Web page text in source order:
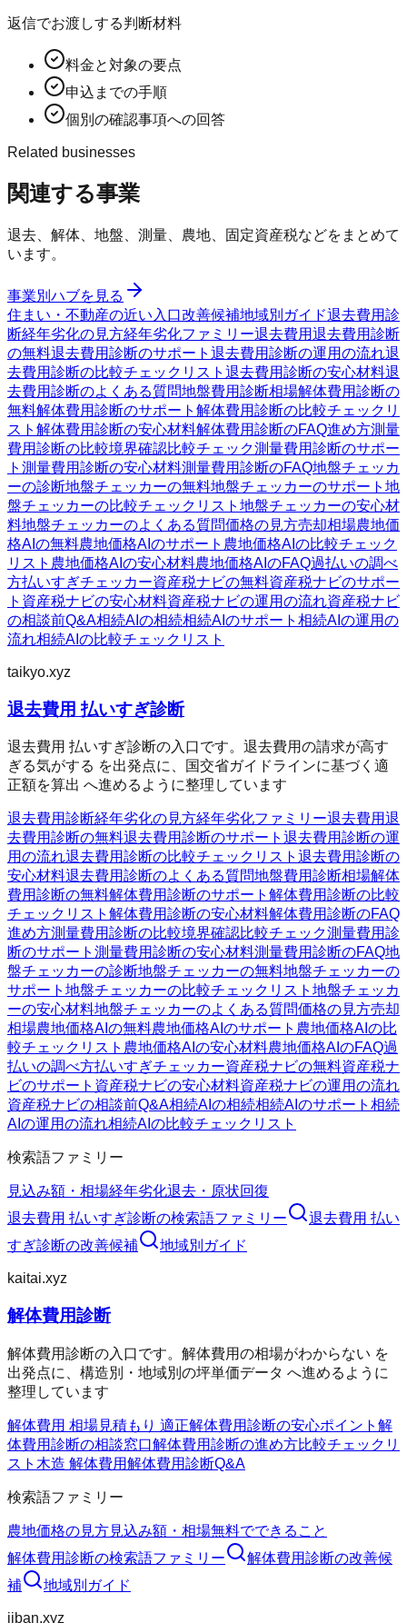
返信でお渡しする判断材料
料金と対象の要点
申込までの手順
個別の確認事項への回答
Related businesses
関連する事業
退去、解体、地盤、測量、農地、固定資産税などをまとめて
います。
事業別ハブを見る
住まい・不動産の近い入口改善候補地域別ガイド退去費用診
断経年劣化の見方経年劣化ファミリー退去費用退去費用診断
の無料退去費用診断のサポート 退去費用診断の運用の流れ退
去費用診断の比較チェックリスト 退去費用診断の安心材料退
去費用診断のよくある質問地盤費用診断相場解体費用診断の
無料解体費用診断のサポート 解体費用診断の比較チェックリ
スト 解体費用診断の安心材料解体費用診断のFAQ進め方測量
費用診断の比較境界確認比較チェック測量費用診断のサポー
ト 測量費用診断の安心材料測量費用診断のFAQ地盤チェッカ
ーの診断地盤チェッカーの無料地盤チェッカーのサポート 地
盤チェッカーの比較チェックリスト 地盤チェッカーの安心材
料地盤チェッカーのよくある質問価格の見方売却相場農地価
格AIの無料農地価格AIのサポート 農地価格AIの比較チェック
リスト 農地価格AIの安心材料農地価格AIのFAQ過払いの調べ
方払いすぎチェッカー資産税ナビの無料資産税ナビのサポー
ト 資産税ナビの安心材料資産税ナビの運用の流れ資産税ナビ
の相談前Q&A相続AIの相続相続AIのサポート 相続AIの運用の
流れ相続AIの比較チェックリスト
taikyo.xyz
退去費用 払いすぎ診断
退去費用 払いすぎ診断の入口です。退去費用の請求が高す
ぎる気がする を出発点に、国交省ガイドラインに基づく適
正額を算出 へ進めるように整理しています
退去費用診断経年劣化の見方経年劣化ファミリー退去費用退
去費用診断の無料退去費用診断のサポート 退去費用診断の運
用の流れ退去費用診断の比較チェックリスト 退去費用診断の
安心材料退去費用診断のよくある質問地盤費用診断相場解体
費用診断の無料解体費用診断のサポート 解体費用診断の比較
チェックリスト 解体費用診断の安心材料解体費用診断のFAQ
進め方測量費用診断の比較境界確認比較チェック測量費用診
断のサポート 測量費用診断の安心材料測量費用診断のFAQ地
盤チェッカーの診断地盤チェッカーの無料地盤チェッカーの
サポート 地盤チェッカーの比較チェックリスト 地盤チェッカ
ーの安心材料地盤チェッカーのよくある質問価格の見方売却
相場農地価格AIの無料農地価格AIのサポート 農地価格AIの比
較チェックリスト 農地価格AIの安心材料農地価格AIのFAQ過
払いの調べ方払いすぎチェッカー資産税ナビの無料資産税ナ
ビのサポート 資産税ナビの安心材料資産税ナビの運用の流れ
資産税ナビの相談前Q&A相続AIの相続相続AIのサポート 相続
AIの運用の流れ相続AIの比較チェックリスト
検索語ファミリー
見込み額・相場経年劣化退去・原状回復
退去費用 払いすぎ診断の検索語ファミリー
退去費用 払い
すぎ診断の改善候補 地域別ガイド
kaitai.xyz
解体費用診断
解体費用診断の入口です。解体費用の相場がわからない を
出発点に、構造別・地域別の坪単価データ へ進めるように
整理しています
解体費用 相場見積もり 適正解体費用診断の安心ポイント 解
体費用診断の相談窓口解体費用診断の進め方比較チェックリ
スト 木造 解体費用解体費用診断Q&A
検索語ファミリー
農地価格の見方見込み額・相場無料でできること
解体費用診断の検索語ファミリー 解体費用診断の改善候
補
地域別ガイド
jiban.xyz